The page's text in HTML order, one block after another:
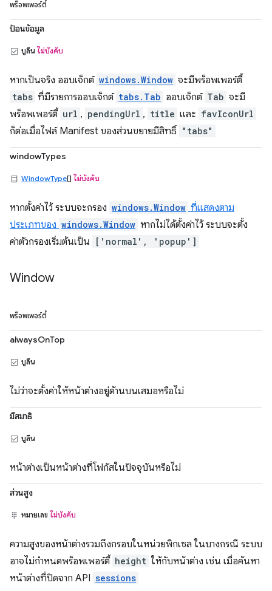
พร็อพเพอร์ตี้
ป้อนข้อมูล
บูลีน ไม่บังคับ
หากเป็นจริง ออบเจ็กต์ windows.Window จะมีพร็อพเพอร์ตี้
tabs ที่มีรายการออบเจ็กต์ tabs.Tab ออบเจ็กต์ Tab จะมี
พร็อพเพอร์ตี้ url , pendingUrl , title และ favIconUrl
ก็ต่อเมื่อไฟล์ Manifest ของส่วนขยายมีสิทธิ์ "tabs"
windowTypes
WindowType[] ไม่บังคับ
หากตั้งค่าไว้ ระบบจะกรอง windows.Window ที่แสดงตาม
ประเภทของ windows.Window หากไม่ได้ตั้งค่าไว้ ระบบจะตั้ง
ค่าตัวกรองเริ่มต้นเป็น
['normal', 'popup']
Window
พร็อพเพอร์ตี้
alwaysOnTop
บูลีน
ไม่ว่าจะตั้งค่าให้หน้าต่างอยู่ด้านบนเสมอหรือไม่
มีสมาธิ
บูลีน
หน้าต่างเป็นหน้าต่างที่โฟกัสในปัจจุบันหรือไม่
ส่วนสูง
หมายเลข ไม่บังคับ
ความสูงของหน้าต่างรวมถึงกรอบในหน่วยพิกเซล ในบางกรณี ระบบ
อาจไม่กำหนดพร็อพเพอร์ตี้ height ให้กับหน้าต่าง เช่น เมื่อค้นหา
หน้าต่างที่ปิดจาก API sessions